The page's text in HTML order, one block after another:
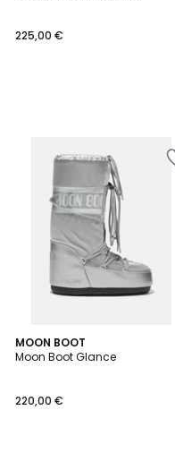
225,00 €
MOON BOOT
Moon Boot Glance
220,00 €
5
/
2
Couleurs